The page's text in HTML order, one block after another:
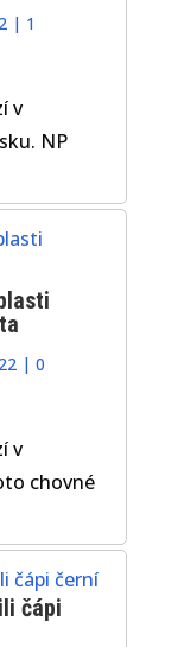
| 1
v
NP
|0
v
chovné
čápi